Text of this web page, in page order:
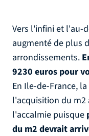
Vers l'infini et l'au-
augmenté de plus
arrondissements.
9230 euros pour
En Ile-de-France,
l'acquisition du m2
l'accalmie puisque
du m2 devrait